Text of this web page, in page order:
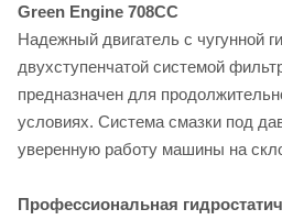
Green Engine 708CC
Надежный двигатель с чугунной
двухступенчатой системой
предназначен для
условиях. Система смазки под
уверенную работу машины на
Профессиональная